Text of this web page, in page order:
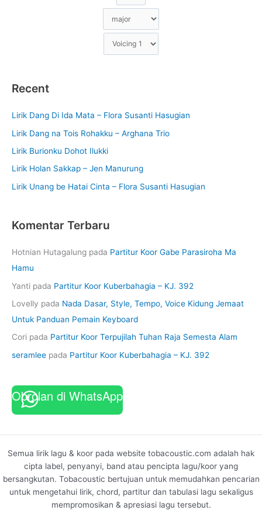
Recent
Lirik Dang Di Ida Mata – Flora Susanti Hasugian
Lirik Dang na Tois Rohakku – Arghana Trio
Lirik Burionku Dohot Ilukki
Lirik Holan Sakkap – Jen Manurung
Lirik Unang be Hatai Cinta – Flora Susanti Hasugian
Komentar Terbaru
Hotnian Hutagalung pada Partitur Koor Gabe Parasiroha Ma
Hamu
Yanti pada Partitur Koor Kuberbahagia – KJ. 392
Lovelly pada Nada Dasar, Style, Tempo, Voice Kidung Jemaat
Untuk Panduan Pemain Keyboard
Cori pada Partitur Koor Terpujilah Tuhan Raja Semesta Alam
seramlee pada Partitur Koor Kuberbahagia – KJ. 392
Obrolan di WhatsApp
Semua lirik lagu & koor pada website tobacoustic.com adalah hak
cipta label, penyanyi, band atau pencipta lagu/koor yang
bersangkutan. Tobacoustic bertujuan untuk memudahkan pencarian
untuk mengetahui lirik, chord, partitur dan tabulasi lagu sekaligus
mempromosikan & apresiasi lagu tersebut.